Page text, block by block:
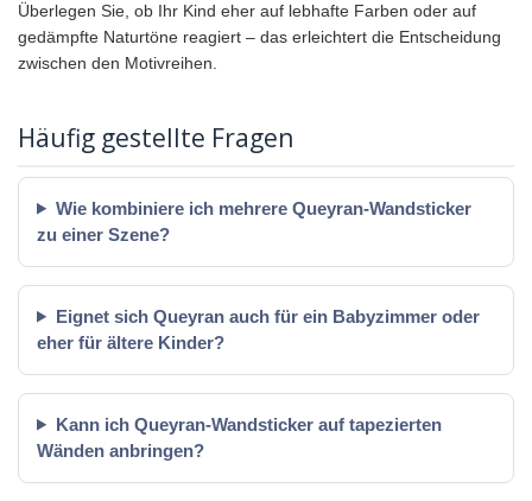
Überlegen Sie, ob Ihr Kind eher auf lebhafte Farben oder auf
gedämpfte Naturtöne reagiert – das erleichtert die Entscheidung
zwischen den Motivreihen.
Häufig gestellte Fragen
Wie kombiniere ich mehrere Queyran-Wandsticker
zu einer Szene?
Eignet sich Queyran auch für ein Babyzimmer oder
eher für ältere Kinder?
Kann ich Queyran-Wandsticker auf tapezierten
Wänden anbringen?